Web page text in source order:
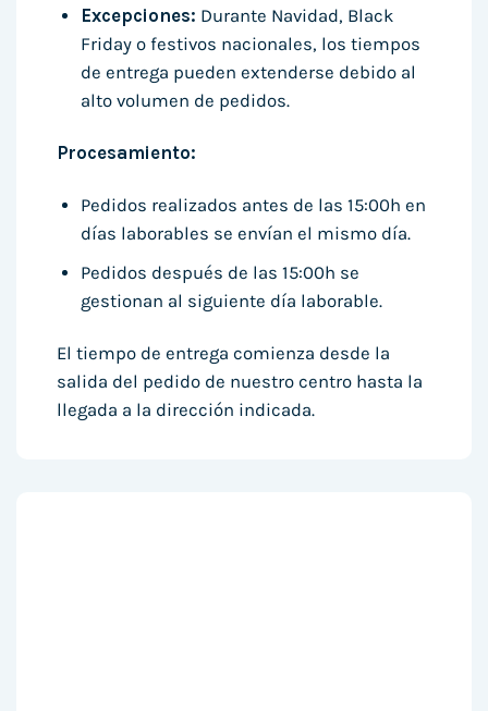
Excepciones: Durante Navidad, Black
Friday o festivos nacionales, los tiempos
de entrega pueden extenderse debido al
alto volumen de pedidos.
Procesamiento:
Pedidos realizados antes de las 15:00h en
días laborables se envían el mismo día.
Pedidos después de las 15:00h se
gestionan al siguiente día laborable.
El tiempo de entrega comienza desde la
salida del pedido de nuestro centro hasta la
llegada a la dirección indicada.